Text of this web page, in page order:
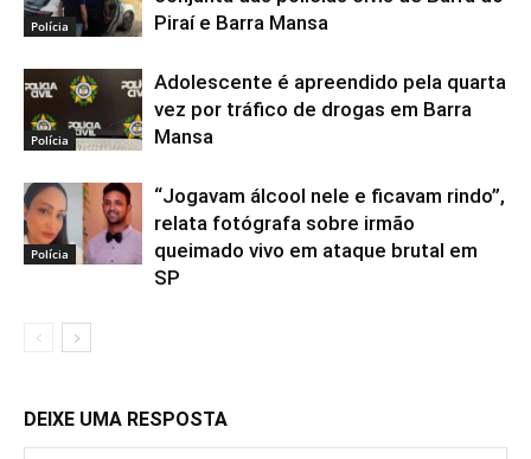
Polícia
Piraí e Barra Mansa
Polícia
Adolescente é apreendido pela quarta
vez por tráfico de drogas em Barra
Mansa
Polícia
“Jogavam álcool nele e ficavam rindo”,
relata fotógrafa sobre irmão
queimado vivo em ataque brutal em
SP
DEIXE UMA RESPOSTA